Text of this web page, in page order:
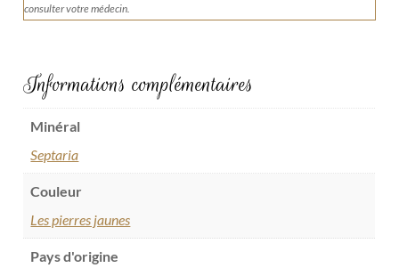
consulter votre médecin.
Informations complémentaires
Minéral
Septaria
Couleur
Les pierres jaunes
Pays d'origine